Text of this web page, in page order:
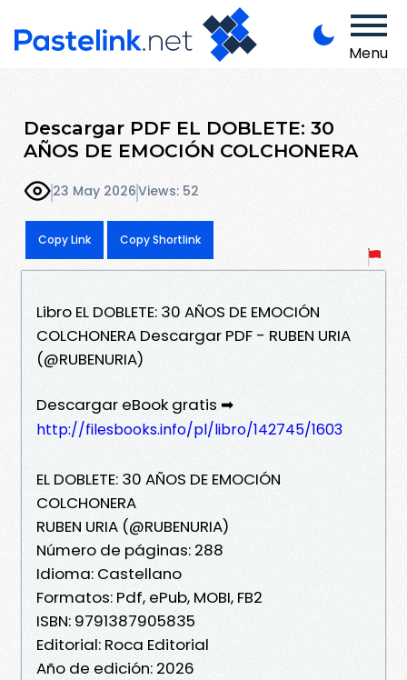
Menu
Descargar PDF EL DOBLETE: 30
AÑOS DE EMOCIÓN COLCHONERA
23 May 2026Views: 52
Copy Link Copy Shortlink
Libro EL DOBLETE: 30 AÑOS DE EMOCIÓN
COLCHONERA Descargar PDF - RUBEN URIA
(@RUBENURIA)
Descargar eBook gratis ➡
http://filesbooks.info/pl/libro/142745/1603
EL DOBLETE: 30 AÑOS DE EMOCIÓN
COLCHONERA
RUBEN URIA (@RUBENURIA)
Número de páginas: 288
Idioma: Castellano
Formatos: Pdf, ePub, MOBI, FB2
ISBN: 9791387905835
Editorial: Roca Editorial
Año de edición: 2026